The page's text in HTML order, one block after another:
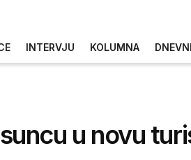
INTERVJU KOLUMNA
u novu